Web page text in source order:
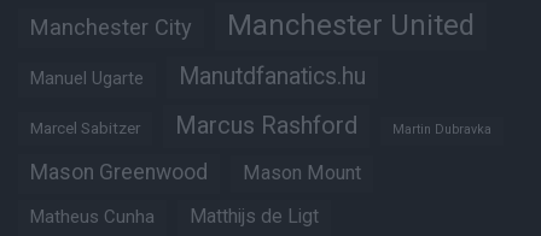
Manchester City Manchester United
Manuel Ugarte Manutdfanatics.hu
Marcel Sabitzer Marcus Rashford Martin Dubravka
Mason Greenwood Mason Mount
Matheus Cunha Matthijs de Ligt